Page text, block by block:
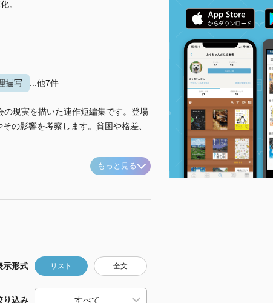
。
描写 ...他7件
現実を描いた連作短編集です。登場
の影響を考察します。貧困や格差、
もっと見る
示形式 リスト 全文
り込み